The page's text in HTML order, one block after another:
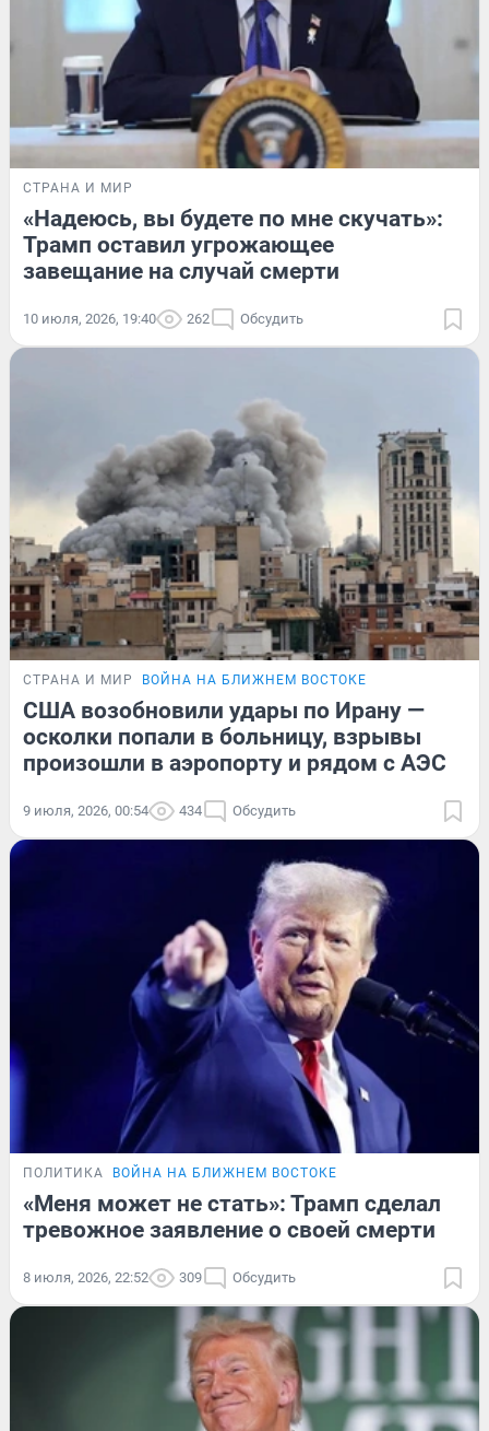
СТРАНА И МИР
«Надеюсь, вы будете по мне скучать»:
Трамп оставил угрожающее
завещание на случай смерти
10 июля, 2026, 19:40 262 Обсудить
СТРАНА И МИР ВОЙНА НА БЛИЖНЕМ ВОСТОКЕ
США возобновили удары по Ирану —
осколки попали в больницу, взрывы
произошли в аэропорту и рядом с АЭС
9 июля, 2026, 00:54 434 Обсудить
ПОЛИТИКА ВОЙНА НА БЛИЖНЕМ ВОСТОКЕ
«Меня может не стать»: Трамп сделал
тревожное заявление о своей смерти
8 июля, 2026, 22:52 309 Обсудить